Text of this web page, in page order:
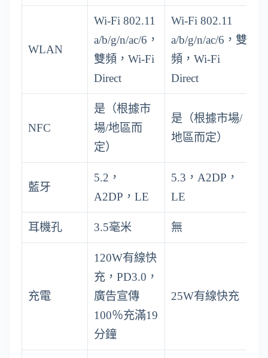
WLAN
Wi-Fi 802.11
a/b/g/n/ac/6，
雙頻，Wi-Fi
Direct
Wi-Fi 802.11
a/b/g/n/ac/6，雙
頻，Wi-Fi
Direct
NFC
是（根據市
場/地區而
定）
是（根據市場/
地區而定）
藍牙
5.2，
A2DP，LE
5.3，A2DP，
LE
耳機孔 3.5毫米 無
充電
120W有線快
充，PD3.0，
廣告宣傳
100％充滿19
分鐘
25W有線快充